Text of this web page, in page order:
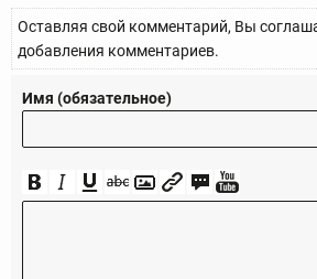
Оставляя свой комментарий, Вы
добавления комментариев.
Имя (обязательное)